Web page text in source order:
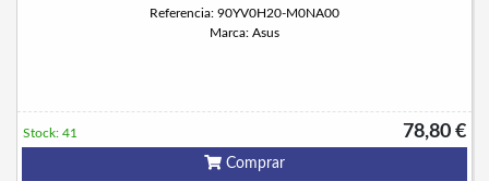
Referencia: 90YV0H20-M0NA00
Marca: Asus
78,80 €
Stock: 41
Comprar